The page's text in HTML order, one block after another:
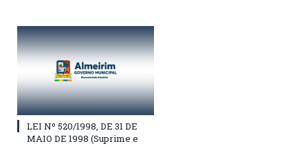
LEI Nº 520/1998, DE 31 DE
MAIO DE 1998 (Suprime e